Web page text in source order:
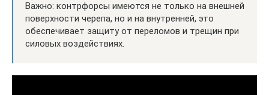
Важно: контрфорсы имеются не только на внешней
поверхности черепа, но и на внутренней, это
обеспечивает защиту от переломов и трещин при
силовых воздействиях.